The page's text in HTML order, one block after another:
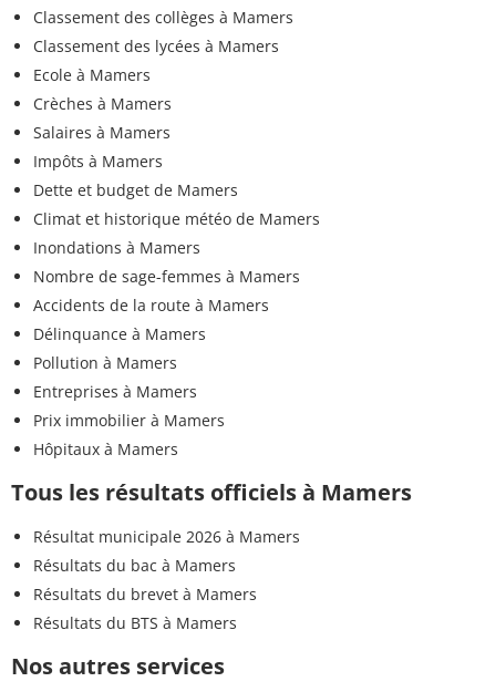
Classement des collèges à Mamers
Classement des lycées à Mamers
Ecole à Mamers
Crèches à Mamers
Salaires à Mamers
Impôts à Mamers
Dette et budget de Mamers
Climat et historique météo de Mamers
Inondations à Mamers
Nombre de sage-femmes à Mamers
Accidents de la route à Mamers
Délinquance à Mamers
Pollution à Mamers
Entreprises à Mamers
Prix immobilier à Mamers
Hôpitaux à Mamers
Tous les résultats officiels à Mamers
Résultat municipale 2026 à Mamers
Résultats du bac à Mamers
Résultats du brevet à Mamers
Résultats du BTS à Mamers
Nos autres services